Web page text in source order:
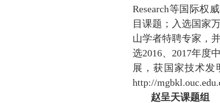
Research等国际权
目课题；入选国家
山学者特聘专家，
选2016、2017年度
展，获国家技术
http://
赵呈天课题组